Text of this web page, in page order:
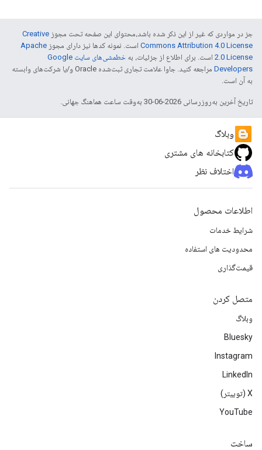
جز در مواردی که غیر از این ذکر شده باشد،‌محتوای این صفحه تحت مجوز Creative
Commons Attribution 4.0 License است. نمونه کدها نیز دارای مجوز Apache
2.0 License است. برای اطلاع از جزئیات، به
خطمشی‌های سایت Google
Developers‏
مراجعه کنید. جاوا علامت تجاری ثبت‌شده Oracle و/یا شرکت‌های وابسته
به آن است.
تاریخ آخرین به‌روزرسانی 2026-06-30 به‌وقت ساعت هماهنگ جهانی.
وبلاگ
کتابخانه های مشتری
اختلاف نظر
اطلاعات محصول
شرایط خدمات
محدودیت های استفاده
قیمت‌گذاری
متصل کردن
وبلاگ
Bluesky
Instagram
LinkedIn
‫X (توییتر)
YouTube
ساخت